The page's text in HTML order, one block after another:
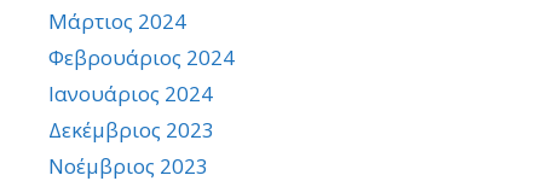
Μάρτιος 2024
Φεβρουάριος 2024
Ιανουάριος 2024
Δεκέμβριος 2023
Νοέμβριος 2023